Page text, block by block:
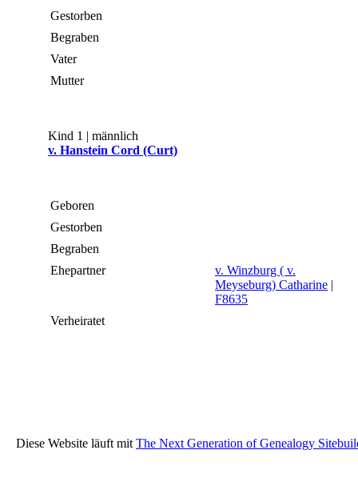
Gestorben
Begraben
Vater
Mutter
Kind 1 | männlich
v. Hanstein Cord (Curt)
Geboren
Gestorben
Begraben
Ehepartner
v. Winzburg ( v.
Meyseburg) Catharine |
F8635
Verheiratet
Diese Website läuft mit The Next Generation of Genealogy